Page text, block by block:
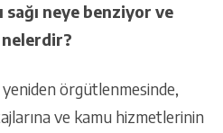
neye benziyor ve
örgütlenmesinde,
ve kamu hizmetlerinin